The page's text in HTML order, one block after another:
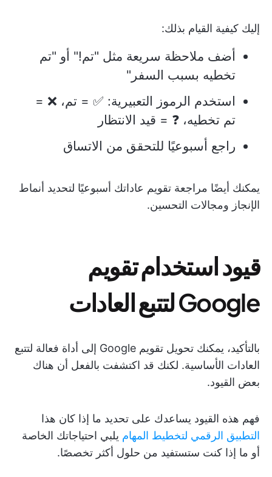
إليك كيفية القيام بذلك:
أضف ملاحظة سريعة مثل "تم!" أو "تم
تخطيه بسبب السفر"
استخدم الرموز التعبيرية: ✅ = تم، ❌ =
تم تخطيه، ❓ = قيد الانتظار
راجع أسبوعيًا للتحقق من الاتساق
يمكنك أيضًا مراجعة تقويم عاداتك أسبوعيًا لتحديد أنماط
الإنجاز ومجالات التحسين.
قيود استخدام تقويم
Google لتتبع العادات
بالتأكيد، يمكنك تحويل تقويم Google إلى أداة فعالة لتتبع
العادات الأساسية. لكنك قد اكتشفت بالفعل أن هناك
بعض القيود.
فهم هذه القيود يساعدك على تحديد ما إذا كان هذا
التطبيق الرقمي لتخطيط المهام يلبي احتياجاتك الخاصة
أو ما إذا كنت ستستفيد من حلول أكثر تخصصًا.